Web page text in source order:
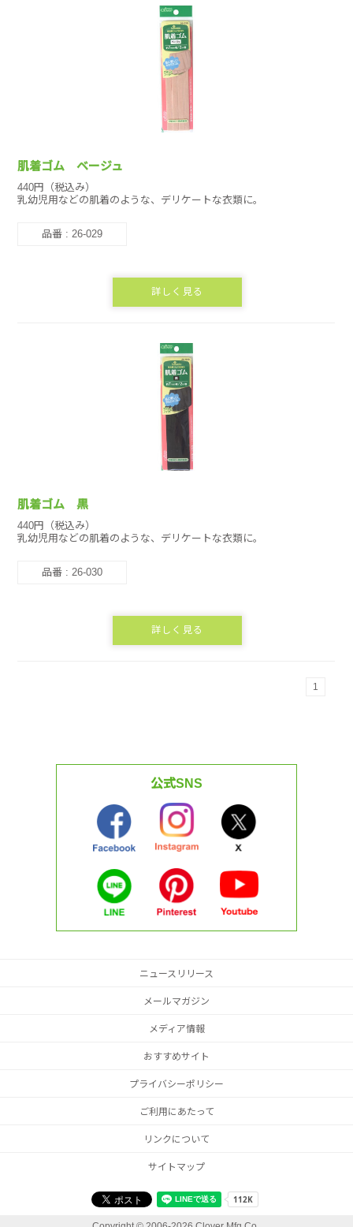
肌着ゴム ベージュ
440円（税込み）
乳幼児用などの肌着のような、デリケートな衣類に。
品番 : 26-029
詳しく見る
肌着ゴム 黒
440円（税込み）
乳幼児用などの肌着のような、デリケートな衣類に。
品番 : 26-030
詳しく見る
1
公式SNS
ニュースリリース
メールマガジン
メディア情報
おすすめサイト
プライバシーポリシー
ご利用にあたって
リンクについて
サイトマップ